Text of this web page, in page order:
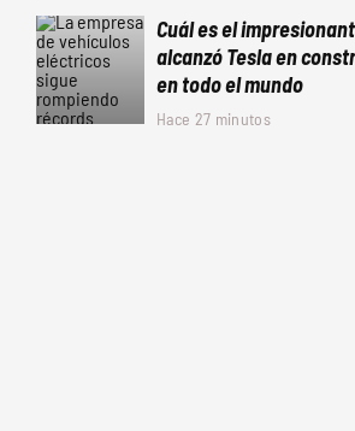
Cuál es el
alcanzó Tesla en
en todo el mundo
Hace 27 minutos